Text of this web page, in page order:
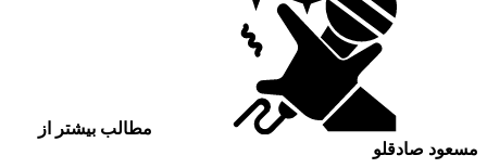
مطالب بیشتر از
مسعود صادقلو